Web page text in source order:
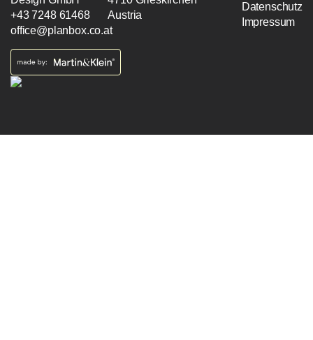
+43 7248 61468
office@planbox.co.at
Austria
Datenschutz
Impressum